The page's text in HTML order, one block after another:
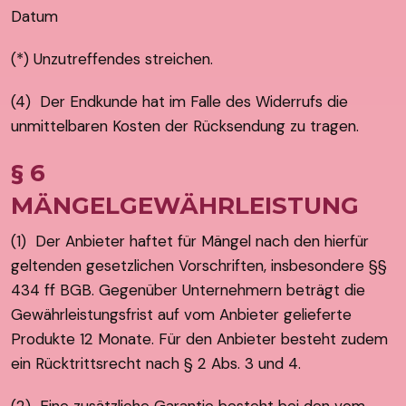
Datum
(*) Unzutreffendes streichen.
(4) Der Endkunde hat im Falle des Widerrufs die
unmittelbaren Kosten der Rücksendung zu tragen.
§ 6
MÄNGELGEWÄHRLEISTUNG
(1) Der Anbieter haftet für Mängel nach den hierfür
geltenden gesetzlichen Vorschriften, insbesondere §§
434 ff BGB. Gegenüber Unternehmern beträgt die
Gewährleistungsfrist auf vom Anbieter gelieferte
Produkte 12 Monate. Für den Anbieter besteht zudem
ein Rücktrittsrecht nach § 2 Abs. 3 und 4.